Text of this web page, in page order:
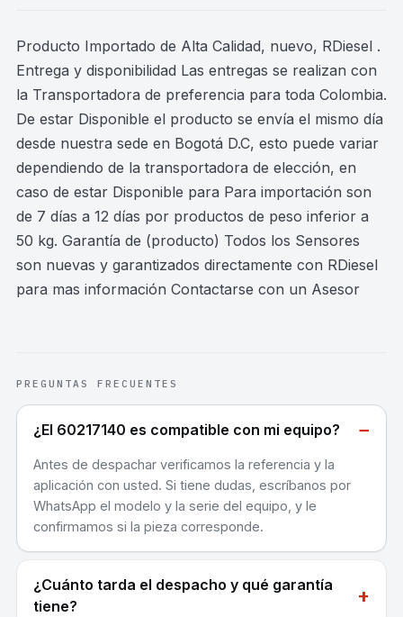
Producto Importado de Alta Calidad, nuevo, RDiesel .
Entrega y disponibilidad Las entregas se realizan con
la Transportadora de preferencia para toda Colombia.
De estar Disponible el producto se envía el mismo día
desde nuestra sede en Bogotá D.C, esto puede variar
dependiendo de la transportadora de elección, en
caso de estar Disponible para Para importación son
de 7 días a 12 días por productos de peso inferior a
50 kg. Garantía de (producto) Todos los Sensores
son nuevas y garantizados directamente con RDiesel
para mas información Contactarse con un Asesor
PREGUNTAS FRECUENTES
¿El 60217140 es compatible con mi equipo? −
Antes de despachar verificamos la referencia y la
aplicación con usted. Si tiene dudas, escríbanos por
WhatsApp el modelo y la serie del equipo, y le
confirmamos si la pieza corresponde.
¿Cuánto tarda el despacho y qué garantía
tiene?
+